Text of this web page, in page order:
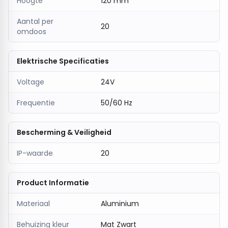
veelzijdige oplossing voor elke ruimte waarin sfeer
en stijl samenkomen.
Aantal per
omdoos
20
Elektrische Specificaties
Voltage 24V
Frequentie 50/60 Hz
Bescherming & Veiligheid
IP-waarde 20
Product Informatie
Materiaal Aluminium
Behuizing kleur Mat Zwart